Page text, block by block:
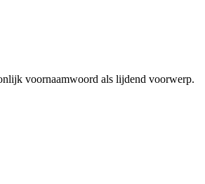
voornaamwoord als lijdend voorwerp.